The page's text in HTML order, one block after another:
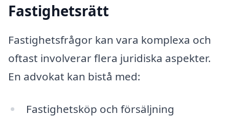
Fastighetsrätt
Fastighetsfrågor kan vara komplexa och
oftast involverar flera juridiska aspekter.
En advokat kan bistå med:
Fastighetsköp och försäljning